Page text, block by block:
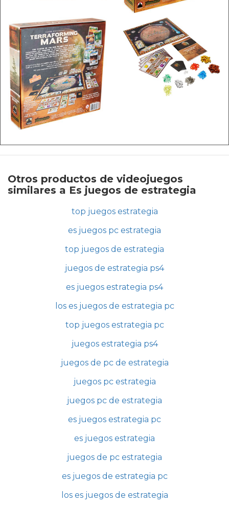
Otros productos de videojuegos
similares a Es juegos de estrategia
top juegos estrategia
es juegos pc estrategia
top juegos de estrategia
juegos de estrategia ps4
es juegos estrategia ps4
los es juegos de estrategia pc
top juegos estrategia pc
juegos estrategia ps4
juegos de pc de estrategia
juegos pc estrategia
juegos pc de estrategia
es juegos estrategia pc
es juegos estrategia
juegos de pc estrategia
es juegos de estrategia pc
los es juegos de estrategia